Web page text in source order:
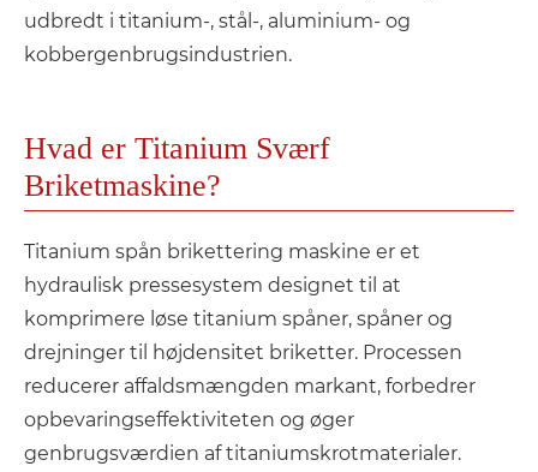
udbredt i titanium-, stål-, aluminium- og
kobbergenbrugsindustrien.
Hvad er Titanium Sværf
Briketmaskine?
Titanium spån brikettering maskine er et
hydraulisk pressesystem designet til at
komprimere løse titanium spåner, spåner og
drejninger til højdensitet briketter. Processen
reducerer affaldsmængden markant, forbedrer
opbevaringseffektiviteten og øger
genbrugsværdien af ​​titaniumskrotmaterialer.